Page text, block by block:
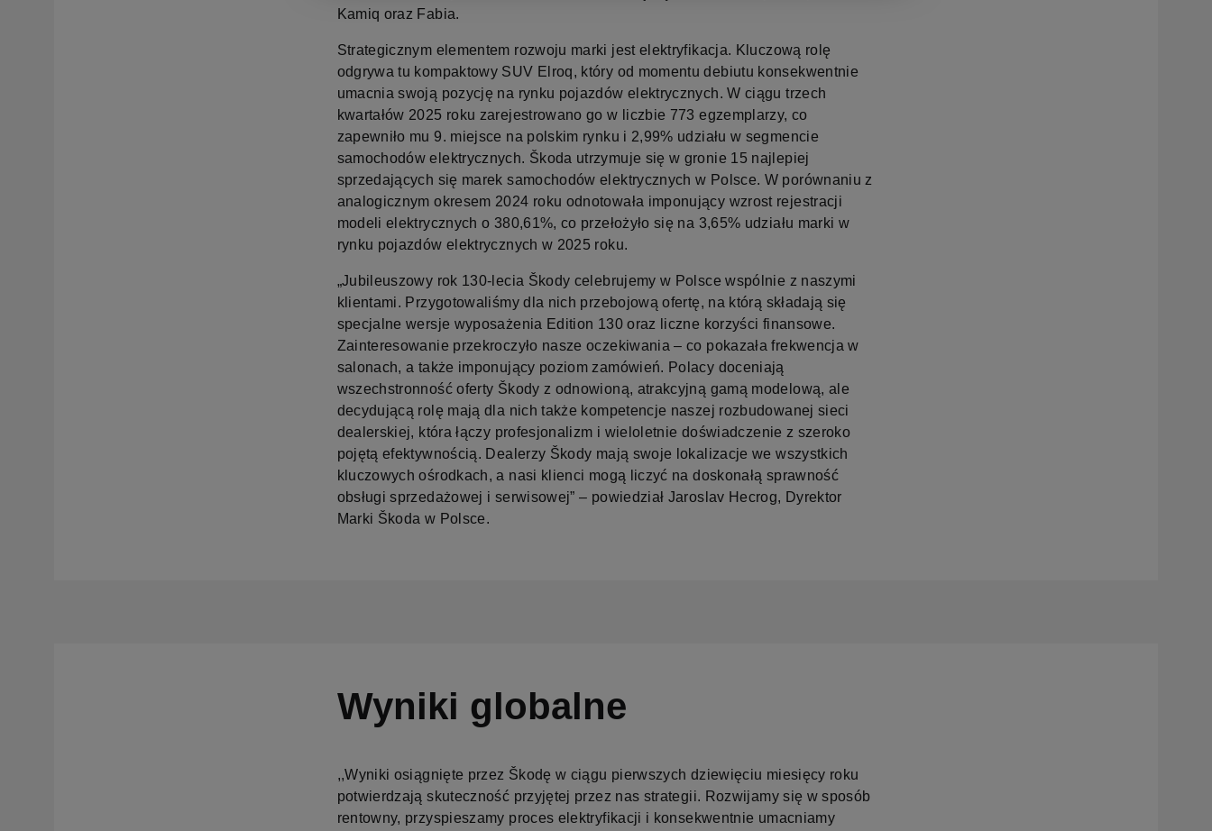
Kamiq oraz Fabia.
Strategicznym elementem rozwoju marki jest elektryfikacja. Kluczową rolę
odgrywa tu kompaktowy SUV Elroq, który od momentu debiutu konsekwentnie
umacnia swoją pozycję na rynku pojazdów elektrycznych. W ciągu trzech
kwartałów 2025 roku zarejestrowano go w liczbie 773 egzemplarzy, co
zapewniło mu 9. miejsce na polskim rynku i 2,99% udziału w segmencie
samochodów elektrycznych. Škoda utrzymuje się w gronie 15 najlepiej
sprzedających się marek samochodów elektrycznych w Polsce. W porównaniu z
analogicznym okresem 2024 roku odnotowała imponujący wzrost rejestracji
modeli elektrycznych o 380,61%, co przełożyło się na 3,65% udziału marki w
rynku pojazdów elektrycznych w 2025 roku.
„Jubileuszowy rok 130-lecia Škody celebrujemy w Polsce wspólnie z naszymi
klientami. Przygotowaliśmy dla nich przebojową ofertę, na którą składają się
specjalne wersje wyposażenia Edition 130 oraz liczne korzyści finansowe.
Zainteresowanie przekroczyło nasze oczekiwania – co pokazała frekwencja w
salonach, a także imponujący poziom zamówień. Polacy doceniają
wszechstronność oferty Škody z odnowioną, atrakcyjną gamą modelową, ale
decydującą rolę mają dla nich także kompetencje naszej rozbudowanej sieci
dealerskiej, która łączy profesjonalizm i wieloletnie doświadczenie z szeroko
pojętą efektywnością. Dealerzy Škody mają swoje lokalizacje we wszystkich
kluczowych ośrodkach, a nasi klienci mogą liczyć na doskonałą sprawność
obsługi sprzedażowej i serwisowej” – powiedział Jaroslav Hecrog, Dyrektor
Marki Škoda w Polsce.
Wyniki globalne
,,Wyniki osiągnięte przez Škodę w ciągu pierwszych dziewięciu miesięcy roku
potwierdzają skuteczność przyjętej przez nas strategii. Rozwijamy się w sposób
rentowny, przyspieszamy proces elektryfikacji i konsekwentnie umacniamy